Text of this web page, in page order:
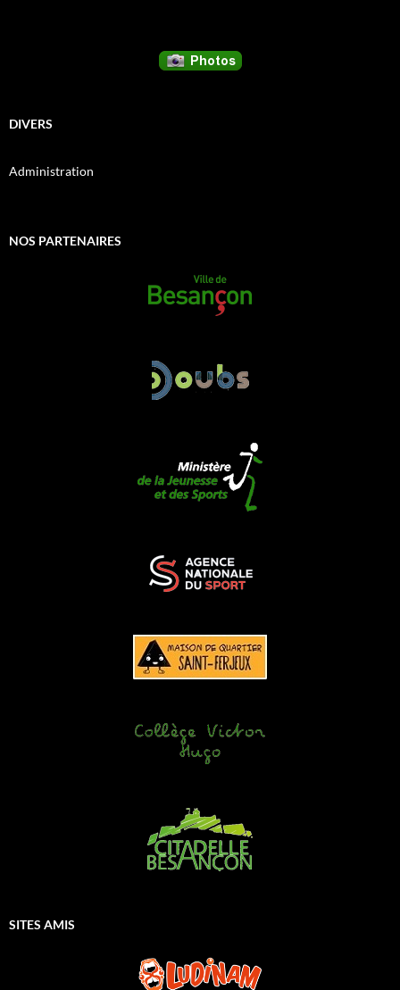
DIVERS
Administration
NOS PARTENAIRES
SITES AMIS